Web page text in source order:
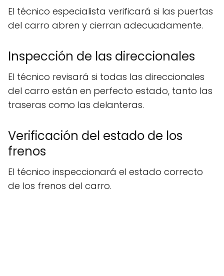
El técnico especialista verificará si las puertas
del carro abren y cierran adecuadamente.
Inspección de las direccionales
El técnico revisará si todas las direccionales
del carro están en perfecto estado, tanto las
traseras como las delanteras.
Verificación del estado de los
frenos
El técnico inspeccionará el estado correcto
de los frenos del carro.